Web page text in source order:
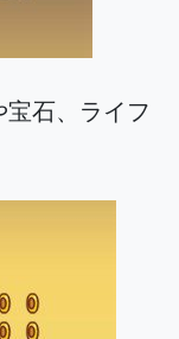
石、ライフ